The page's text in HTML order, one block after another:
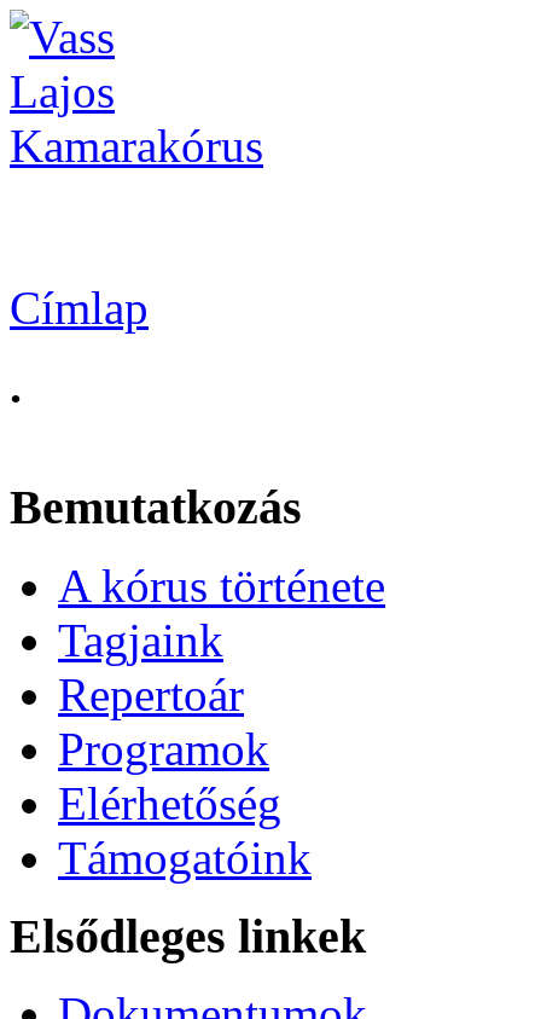
Címlap
.
Bemutatkozás
A kórus története
Tagjaink
Repertoár
Programok
Elérhetőség
Támogatóink
Elsődleges linkek